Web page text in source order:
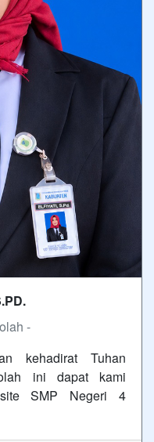
-
kehadirat Tuhan
ini dapat kami
SMP Negeri 4